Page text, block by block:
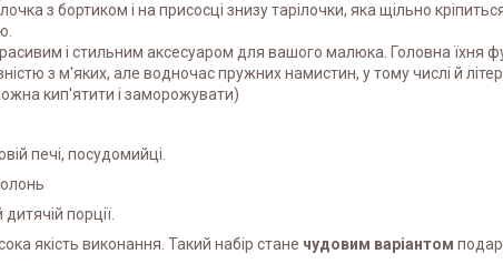
з бортиком і на присосці знизу тарілочки, яка щільно
і стильним аксесуаром для вашого малюка. Головна їхня
з м'яких, але водночас пружних намистин, у тому числі й
кип'ятити і заморожувати)
печі, посудомийці.
порції.
якість виконання. Такий набір стане чудовим варіантом